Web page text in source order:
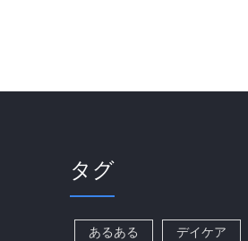
タグ
あるある デイケア